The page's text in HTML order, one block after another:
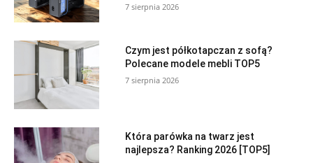
7 sierpnia 2026
Czym jest półkotapczan z sofą?
Polecane modele mebli TOP5
7 sierpnia 2026
Która parówka na twarz jest
najlepsza? Ranking 2026 [TOP5]